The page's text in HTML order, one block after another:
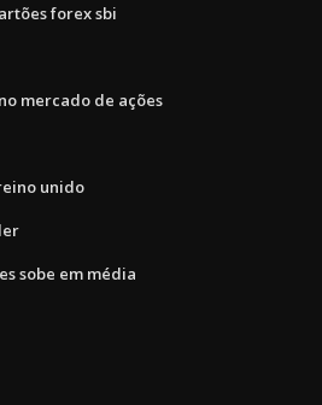
forex sbi
mercado de ações
unido
sobe em média